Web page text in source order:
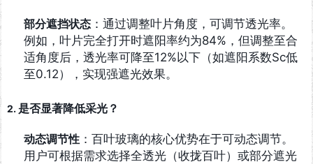
部分遮挡状态 ：通过调整叶片角度，可调节透光率。
例如，叶片完全打开时遮阳率约为84%，但调整至合
适角度后，透光率可降至12%以下（如遮阳系数Sc低
至0.12），实现强遮光效果。
2.是否显著降低采光？
动态调节性 ：百叶玻璃的核心优势在于可动态调节。
用户可根据需求选择全透光（收拢百叶）或部分遮光